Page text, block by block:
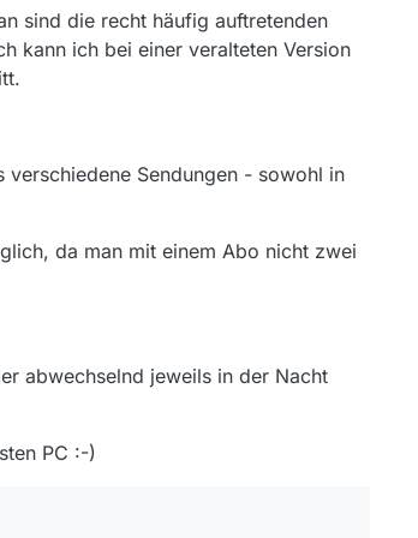
Beenden. Abschießen wäre die einzige
Tastenkombiationen an Programme
beendet sind?.
Beginn eines Downloads ein Triggerfile
ob Triggerfiles existieren und wenn nach
sind die recht häufig auftretenden
kann ich bei einer veralteten Version
Sendungen - sowohl in
da man mit einem Abo nicht zwei
abwechselnd jeweils in der Nacht
PC :-)